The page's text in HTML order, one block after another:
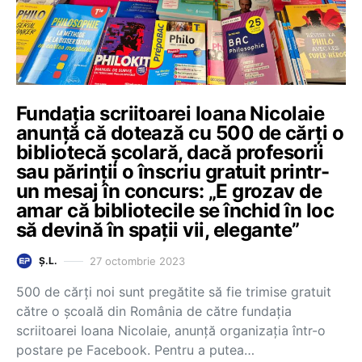
Fundația scriitoarei Ioana Nicolaie
anunță că dotează cu 500 de cărți o
bibliotecă școlară, dacă profesorii
sau părinții o înscriu gratuit printr-
un mesaj în concurs: „E grozav de
amar că bibliotecile se închid în loc
să devină în spații vii, elegante”
Ș.L. 27 octombrie 2023
500 de cărți noi sunt pregătite să fie trimise gratuit
către o școală din România de către fundația
scriitoarei Ioana Nicolaie, anunță organizația într-o
postare pe Facebook. Pentru a putea…